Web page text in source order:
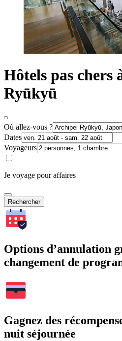
Hôtels pas chers
Ryūkyū
Où allez-vous ?
Dates
Voyageurs
Je voyage pour affaires
Rechercher
Options d’annulation
changement de
Gagnez des
nuit séjournée